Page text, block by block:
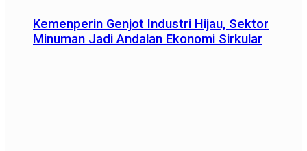
Kemenperin Genjot Industri Hijau, Sektor
Minuman Jadi Andalan Ekonomi Sirkular